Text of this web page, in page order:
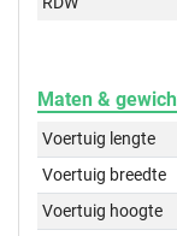
Maten &
Voertuig lengte
Voertuig breedte
Voertuig hoogte